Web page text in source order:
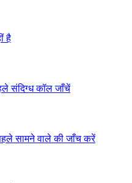
है
संदिग्ध कॉल जाँचें
सामने वाले की जाँच करें